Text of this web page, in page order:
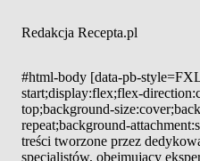
Redakcja Recepta.pl
#html-body [data-pb-
start;display:flex;flex-
top;background-
repeat;background-
treści tworzone przez
specjalistów, obejmujący